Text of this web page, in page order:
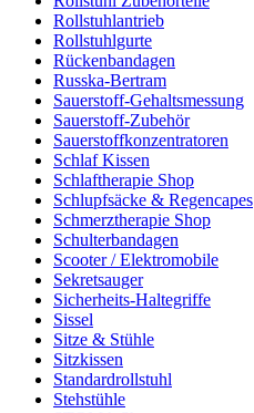
Rollstuhlantrieb
Rollstuhlgurte
Rückenbandagen
Russka-Bertram
Sauerstoff-Gehaltsmessung
Sauerstoff-Zubehör
Sauerstoffkonzentratoren
Schlaf Kissen
Schlaftherapie Shop
Schlupfsäcke & Regencapes
Schmerztherapie Shop
Schulterbandagen
Scooter / Elektromobile
Sekretsauger
Sicherheits-Haltegriffe
Sissel
Sitze & Stühle
Sitzkissen
Standardrollstuhl
Stehstühle